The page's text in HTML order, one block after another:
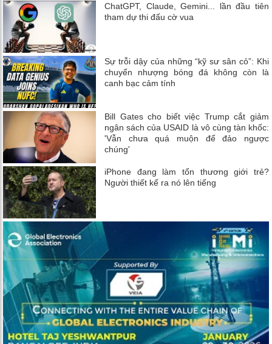
ChatGPT, Claude, Gemini... lần đầu tiên
tham dự thi đấu cờ vua
Sự trỗi dậy của những “kỹ sư sân cỏ”: Khi
chuyển nhượng bóng đá không còn là
canh bạc cảm tính
Bill Gates cho biết việc Trump cắt giảm
ngân sách của USAID là vô cùng tàn khốc:
'Vẫn chưa quá muộn để đảo ngược
chúng'
iPhone đang làm tổn thương giới trẻ?
Người thiết kế ra nó lên tiếng